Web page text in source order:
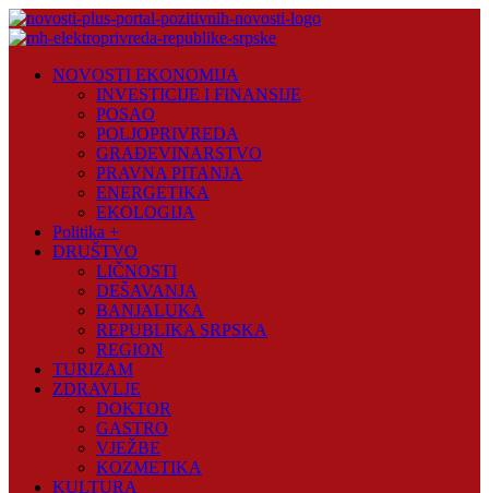
Skip
to
Plus
NOVOSTI EKONOMIJA
INVESTICIJE I FINANSIJE
POSAO
POLJOPRIVREDA
GRAĐEVINARSTVO
PRAVNA PITANJA
ENERGETIKA
EKOLOGIJA
Politika +
DRUŠTVO
LIČNOSTI
DEŠAVANJA
BANJALUKA
REPUBLIKA SRPSKA
REGION
TURIZAM
ZDRAVLJE
DOKTOR
GASTRO
VJEŽBE
KOZMETIKA
KULTURA